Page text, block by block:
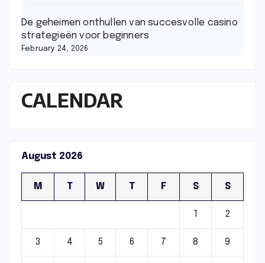
De geheimen onthullen van succesvolle casino
strategieën voor beginners
February 24, 2026
CALENDAR
August 2026
M T W T F S S
1 2
3 4 5 6 7 8 9